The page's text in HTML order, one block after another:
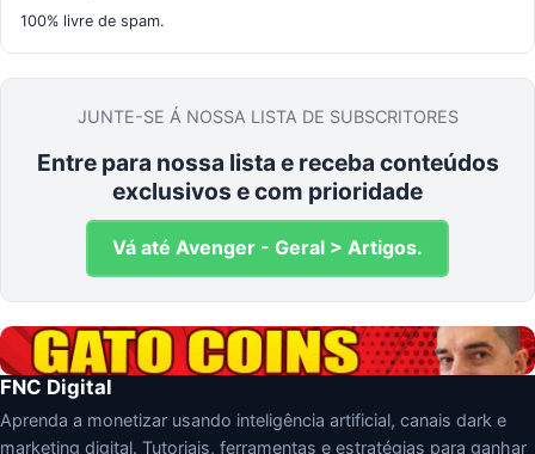
100% livre de spam.
JUNTE-SE Á NOSSA LISTA DE SUBSCRITORES
Entre para nossa lista e receba conteúdos
exclusivos e com prioridade
Vá até Avenger - Geral > Artigos.
FNC Digital
Aprenda a monetizar usando inteligência artificial, canais dark e
marketing digital. Tutoriais, ferramentas e estratégias para ganhar